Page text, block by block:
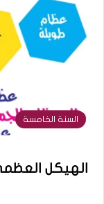
السنة الخامسة
الهيكل